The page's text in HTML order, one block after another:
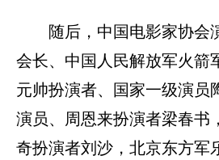
随后，中国电影家协会
会长、中国人民解放军火箭
元帅扮演者、国家一级演员
演员、周恩来扮演者梁春书
奇扮演者刘沙，北京东方军